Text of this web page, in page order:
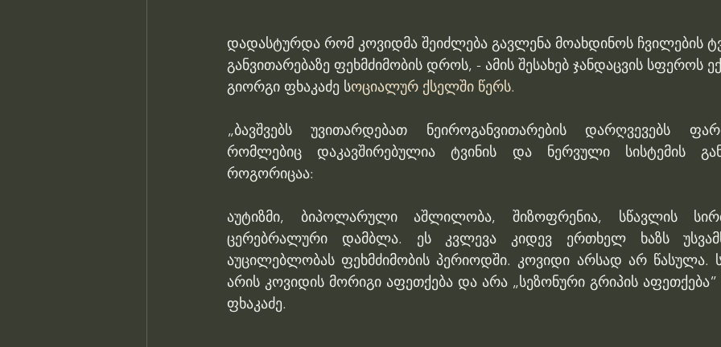
დადასტურდა რომ კოვიდმა შეიძლება გავლენა მოახდინოს ჩვილების
განვითარებაზე ფეხმძიმობის დროს, - ამის შესახებ ჯანდაცვის სფეროს
გიორგი ფხაკაძე სოციალურ ქსელში წერს.
„ბავშვებს უვითარდებათ ნეიროგანვითარების დარღვევებს
რომლებიც დაკავშირებულია ტვინის და ნერვული სისტემის
როგორიცაა:
აუტიზმი, ბიპოლარული აშლილობა, შიზოფრენია, სწავლის
ცერებრალური დამბლა. ეს კვლევა კიდევ ერთხელ ხაზს უსვამს
აუცილებლობას ფეხმძიმობის პერიოდში. კოვიდი არსად არ წასულა.
არის კოვიდის მორიგი აფეთქება და არა „სეზონური გრიპის
ფხაკაძე.